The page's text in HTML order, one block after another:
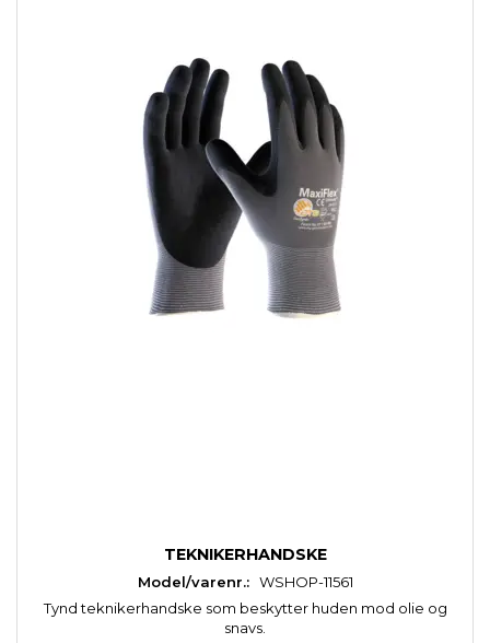
TEKNIKERHANDSKE
Model/varenr.: WSHOP-11561
Tynd teknikerhandske som beskytter huden mod olie og
snavs.